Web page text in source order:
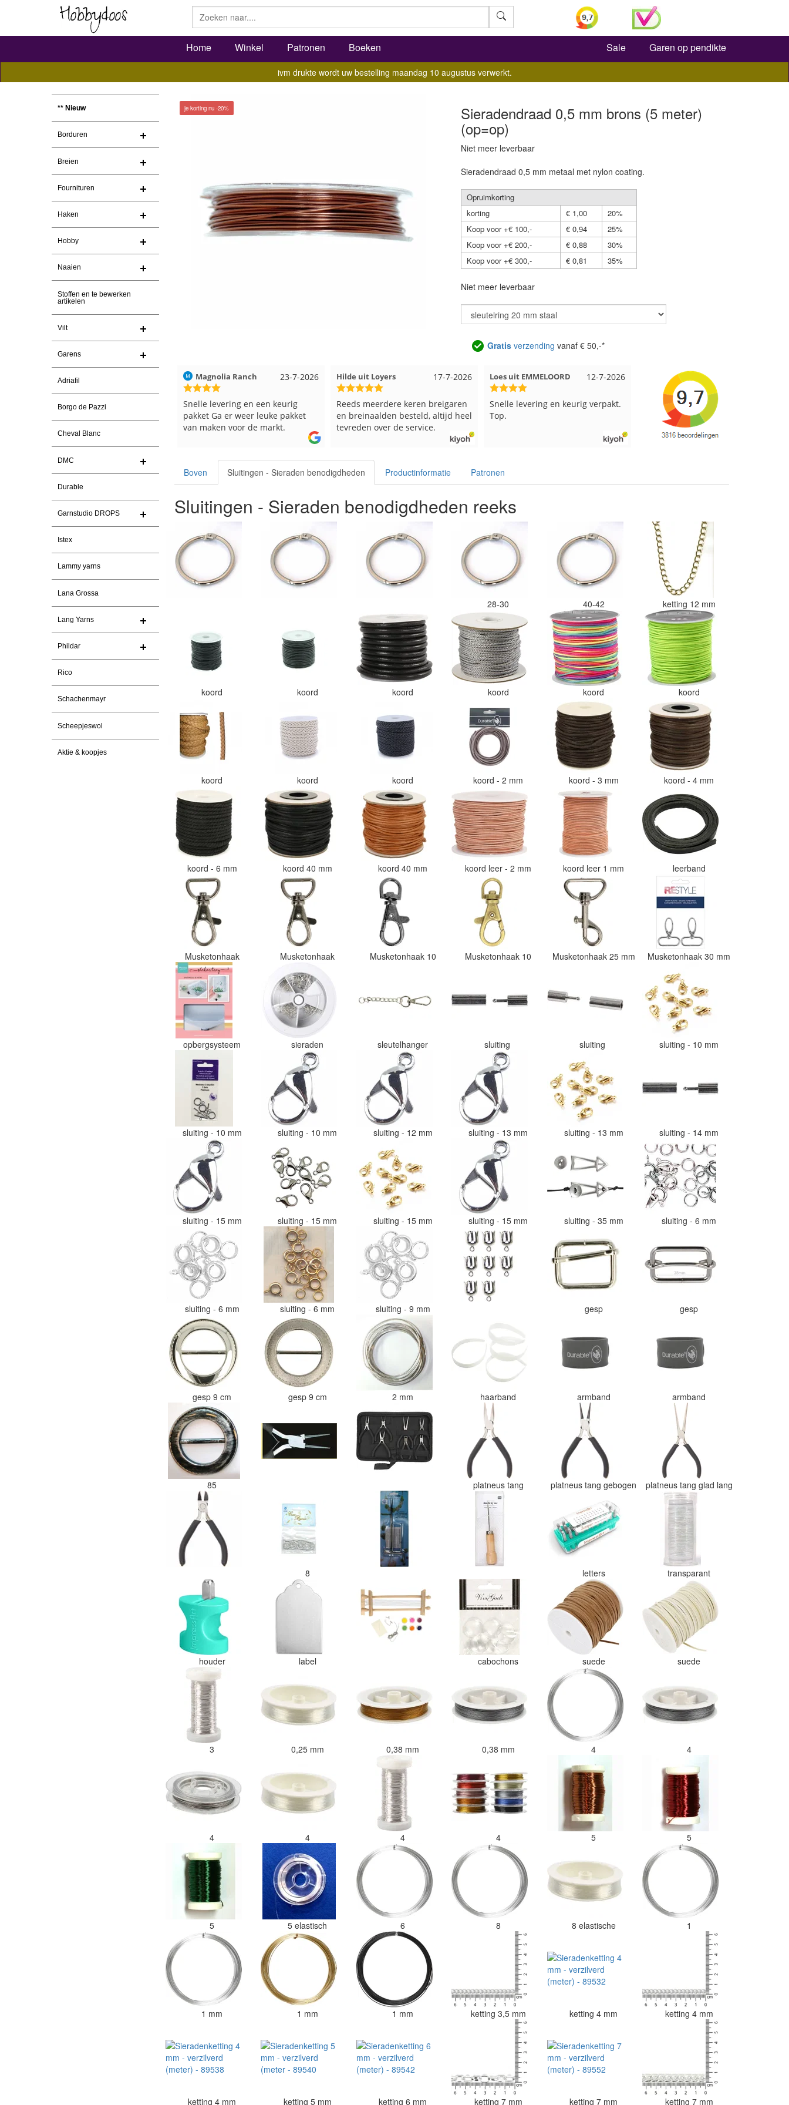
Zoeken
Home Winkel Patronen Boeken Sale Garen op pendikte
ivm drukte wordt uw bestelling maandag 10 augustus verwerkt.
** Nieuw
Borduren
Breien
Fournituren
Haken
Hobby
Naaien
Stoffen en te bewerken
artikelen
Vilt
Garens
Adriafil
Borgo de Pazzi
Cheval Blanc
DMC
Durable
Garnstudio DROPS
Istex
Lammy yarns
Lana Grossa
Lang Yarns
Phildar
Rico
Schachenmayr
Scheepjeswol
Aktie & koopjes
je korting nu -20% Sieradendraad 0,5 mm brons (5 meter)
(op=op)
Niet meer leverbaar
Sieradendraad 0,5 mm metaal met nylon coating.
Opruimkorting
korting
€ 1,00
20%
Koop voor +€ 100,-
€ 0,94
25%
Koop voor +€ 200,-
€ 0,88
30%
Koop voor +€ 300,-
€ 0,81 35%
Niet meer leverbaar
Gratisverzending vanaf € 50,-*
Christel Vanderlinden
Snelle levering. En prima garen
23-7-2026
Magnolia Ranch
Snelle levering en een keurig
pakket Ga er weer leuke pakket
van maken voor de markt.
17-7-2026
Hilde uit Loyers
Reeds meerdere keren breigaren
en breinaalden besteld, altijd heel
tevreden over de service.
12-7-2026
Loes uit EMMELOORD
Snelle levering en keurig verpakt.
Top.
Nell uit Beuningen
Goed verpakt en snelgeleverd
Boven Sluitingen - Sieraden benodigdheden Productinformatie Patronen
Sluitingen - Sieraden benodigdheden reeks
28-30 40-42 ketting 12 mm
koord koord koord koord koord koord
koord koord koord koord - 2 mm koord - 3 mm koord - 4 mm
koord - 6 mm koord 40 mm koord 40 mm koord leer - 2 mm koord leer 1 mm leerband
Musketonhaak Musketonhaak Musketonhaak 10 Musketonhaak 10 Musketonhaak 25 mm Musketonhaak 30 mm
opbergsysteem sieraden sleutelhanger sluiting sluiting sluiting - 10 mm
sluiting - 10 mm sluiting - 10 mm sluiting - 12 mm sluiting - 13 mm sluiting - 13 mm sluiting - 14 mm
sluiting - 15 mm sluiting - 15 mm sluiting - 15 mm sluiting - 15 mm sluiting - 35 mm sluiting - 6 mm
sluiting - 6 mm sluiting - 6 mm sluiting - 9 mm gesp gesp
gesp 9 cm gesp 9 cm 2 mm haarband armband armband
85 platneus tang platneus tang gebogen platneus tang glad lang
8 letters transparant
houder label cabochons suede suede
3 0,25 mm 0,38 mm 0,38 mm 4 4
4 4 4 4 5 5
5 5 elastisch 6 8 8 elastische 1
1 mm 1 mm 1 mm ketting 3,5 mm ketting 4 mm ketting 4 mm
ketting 4 mm ketting 5 mm ketting 6 mm ketting 7 mm ketting 7 mm ketting 7 mm